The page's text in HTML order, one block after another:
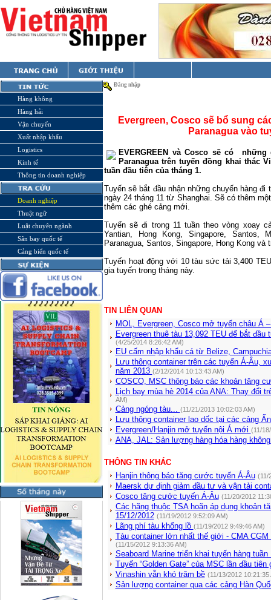
Hàng không
Hàng hải
Vận chuyển
Xuất nhập khẩu
Logistics
Kinh tế
Thông tin doanh nghiệp
Doanh nghiệp
Thuật ngữ
Luật chuyên ngành
Sân bay quốc tế
Cảng biển quốc tế
Đăng nhập
Evergreen, Cosco sẽ bổ sung
Paranagua vào
EVERGREEN và Cosco sẽ có
những
Paranagua trên tuyến đồng khai thác
tuần đầu tiên của tháng 1.
Tuyến sẽ bắt đầu nhận những chuyến hàng
ngày 24 tháng 11 từ Shanghai. Sẽ có thêm
thêm các ghé cảng mới.
Tuyến sẽ đi trong 11 tuần theo vòng xoay
Yantian, Hong Kong, Singapore, Santos,
Paranagua, Santos, Singapore, Hong Kong và
Tuyến hoạt động với 10 tàu sức tải 3,400
gia tuyến trong tháng này.
TIN LIÊN QUAN
MOL, Evergreen, Cosco mở tuyến châu Á
Evergreen thuê tàu 13,092 TEU để bắt
(4/25/2014 8:26:42 AM)
EU cấm nhập khẩu cá từ Belize,
Lưu thông container trên các tuyến Á-Âu,
năm 2013 (2/12/2014 10:13:43 AM)
COSCO, MSC thông báo các khoản tăng
Lịch bay mùa hè 2014 của ANA: Thay đổi
AM)
Cảng ngóng tàu... (11/21/2013 10:02:03 AM)
Lưu thông container lao dốc tại các cảng
Evergreen/Hanjin mở tuyến nội Á mới (11/
ANA, JAL: Sản lượng hàng hóa hàng
THÔNG TIN KHÁC
Hanjin thông báo tăng cước tuyến Á-Âu (11/
Maersk dự định giảm đầu tư và vận tải
Cosco tăng cước tuyến Á-Âu (11/20/2012
Các hãng thuộc TSA hoãn áp dụng khoản
15/12/2012 (11/19/2012 9:52:09 AM)
Lãng phí tàu khổng lồ (11/19/2012 9:49:46 AM)
Tàu container lớn nhất thế giới - CMA
(11/15/2012 9:13:36 AM)
Seaboard Marine triển khai tuyến hàng tuần
Tuyến “Golden Gate” của MSC lần đầu tiên
Vinashin vẫn khó trăm bề (11/13/2012 10:21:35
Sản lượng container qua các cảng Hàn